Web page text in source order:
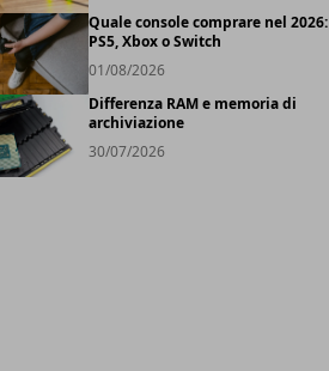
Quale console comprare nel 2026:
PS5, Xbox o Switch
01/08/2026
Differenza RAM e memoria di
archiviazione
30/07/2026